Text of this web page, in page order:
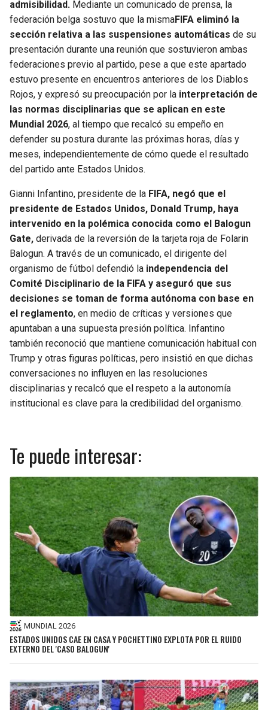
admisibilidad. Mediante un comunicado de prensa, la
federación belga sostuvo que la mismaFIFA eliminó la
sección relativa a las suspensiones automáticas de su
presentación durante una reunión que sostuvieron ambas
federaciones previo al partido, pese a que este apartado
estuvo presente en encuentros anteriores de los Diablos
Rojos, y expresó su preocupación por la interpretación de
las normas disciplinarias que se aplican en este
Mundial 2026, al tiempo que recalcó su empeño en
defender su postura durante las próximas horas, días y
meses, independientemente de cómo quede el resultado
del partido ante Estados Unidos.
Gianni Infantino, presidente de la FIFA, negó que el
presidente de Estados Unidos, Donald Trump, haya
intervenido en la polémica conocida como el Balogun
Gate, derivada de la reversión de la tarjeta roja de Folarin
Balogun. A través de un comunicado, el dirigente del
organismo de fútbol defendió la independencia del
Comité Disciplinario de la FIFA y aseguró que sus
decisiones se toman de forma autónoma con base en
el reglamento, en medio de críticas y versiones que
apuntaban a una supuesta presión política. Infantino
también reconoció que mantiene comunicación habitual con
Trump y otras figuras políticas, pero insistió en que dichas
conversaciones no influyen en las resoluciones
disciplinarias y recalcó que el respeto a la autonomía
institucional es clave para la credibilidad del organismo.
Te puede interesar:
MUNDIAL 2026
ESTADOS UNIDOS CAE EN CASA Y POCHETTINO EXPLOTA POR EL RUIDO
EXTERNO DEL 'CASO BALOGUN'